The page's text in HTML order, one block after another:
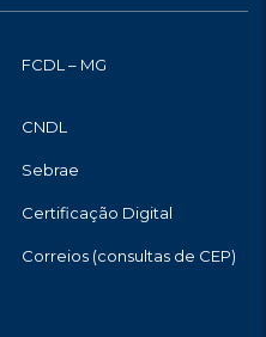
FCDL – MG
CNDL
Sebrae
Certificação Digital
Correios (consultas de CEP)